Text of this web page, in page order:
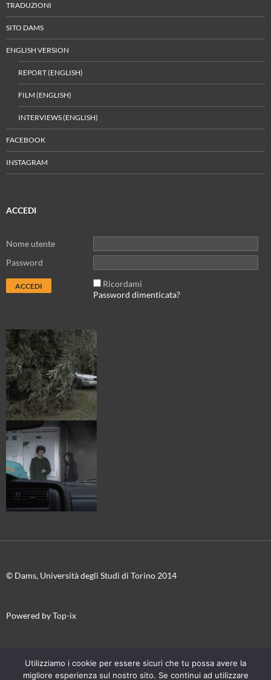
TRADUZIONI
SITO DAMS
ENGLISH VERSION
REPORT (ENGLISH)
FILM (ENGLISH)
INTERVIEWS (ENGLISH)
FACEBOOK
INSTAGRAM
ACCEDI
Nome utente
Password
Ricordami
Password dimenticata?
© Dams, Università degli Studi di Torino 2014
Powered by Top-ix
CinemaUtilizziamo i cookie per essere sicuri che tu possa avere la
migliore esperienza sul nostro sito. Se continui ad utilizzare